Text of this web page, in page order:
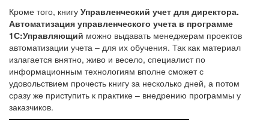
Кроме того, книгу Управленческий учет для директора.
Автоматизация управленческого учета в программе
1С:Управляющий можно выдавать менеджерам проектов
автоматизации учета – для их обучения. Так как материал
излагается внятно, живо и весело, специалист по
информационным технологиям вполне сможет с
удовольствием прочесть книгу за несколько дней, а потом
сразу же приступить к практике – внедрению программы у
заказчиков.